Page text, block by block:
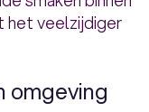
het veelzijdiger
omgeving